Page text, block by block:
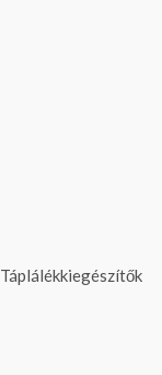
Táplálékkiegészítők